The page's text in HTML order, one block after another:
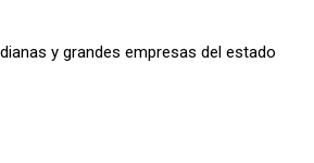
y grandes empresas del estado